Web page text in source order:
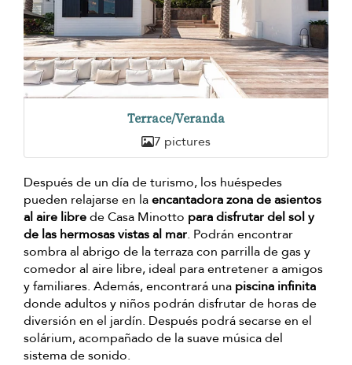
Terrace/Veranda
7 pictures
Después de un día de turismo, los huéspedes
pueden relajarse en laencantadora zona de asientos
al aire librede Casa Minotto para disfrutar del sol y
de las hermosas vistas al mar. Podrán encontrar
sombra al abrigo de la terraza con parrilla de gas y
comedor al aire libre, ideal para entretener a amigos
y familiares. Además, encontrará una piscina infinita
donde adultos y niños podrán disfrutar de horas de
diversión en el jardín. Después podrá secarse en el
solárium, acompañado de la suave música del
sistema de sonido.